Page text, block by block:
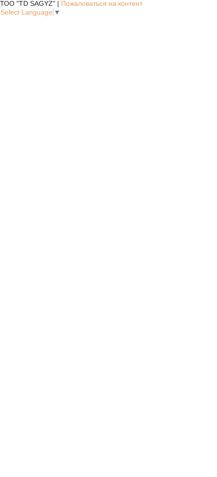
ТОО "TD SAGYZ" | Пожаловаться на контент
Select Language ▼